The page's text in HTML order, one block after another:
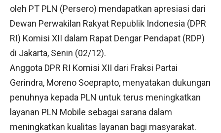
oleh PT PLN (Persero) mendapatkan apresiasi dari
Dewan Perwakilan Rakyat Republik Indonesia (DPR
RI) Komisi XII dalam Rapat Dengar Pendapat (RDP)
di Jakarta, Senin (02/12).
Anggota DPR RI Komisi XII dari Fraksi Partai
Gerindra, Moreno Soeprapto, menyatakan dukungan
penuhnya kepada PLN untuk terus meningkatkan
layanan PLN Mobile sebagai sarana dalam
meningkatkan kualitas layanan bagi masyarakat.